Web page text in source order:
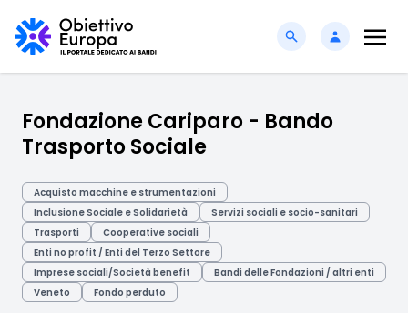
Fondazione Cariparo - Bando
Trasporto Sociale
Acquisto macchine e strumentazioni
Inclusione Sociale e Solidarietà
Servizi sociali e socio-sanitari
Trasporti
Cooperative sociali
Enti no profit / Enti del Terzo Settore
Imprese sociali/Società benefit
Bandi delle Fondazioni / altri enti
Veneto
Fondo perduto